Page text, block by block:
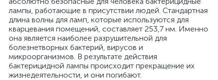
лампы, работающие в присутствии людей. Стандартная
длина волны для ламп, которые используются для
кварцевания помещений, составляет 253,7 нм. Именно
она является наиболее разрушительной для
болезнетворных бактерий, вирусов и
микроорганизмов. В результате действия
бактерицидной лампы происходит прекращение их
жизнедеятельности, и они погибают.